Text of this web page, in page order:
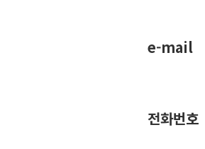
e-mail
전화번호